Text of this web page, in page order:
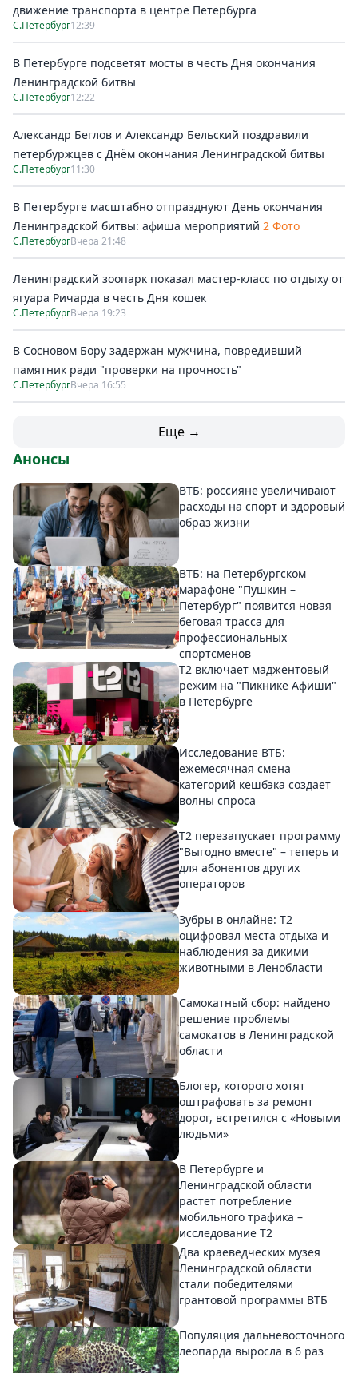
движение транспорта в центре Петербурга
С.Петербург12:39
В Петербурге подсветят мосты в честь Дня окончания
Ленинградской битвы
С.Петербург12:22
Александр Беглов и Александр Бельский поздравили
петербуржцев с Днём окончания Ленинградской битвы
С.Петербург11:30
В Петербурге масштабно отпразднуют День окончания
Ленинградской битвы: афиша мероприятий 2 Фото
С.ПетербургВчера 21:48
Ленинградский зоопарк показал мастер-класс по отдыху от
ягуара Ричарда в честь Дня кошек
С.ПетербургВчера 19:23
В Сосновом Бору задержан мужчина, повредивший
памятник ради "проверки на прочность"
С.ПетербургВчера 16:55
Еще →
Анонсы
ВТБ: россияне увеличивают
расходы на спорт и здоровый
образ жизни
ВТБ: на Петербургском
марафоне "Пушкин –
Петербург" появится новая
беговая трасса для
профессиональных
спортсменов
Т2 включает маджентовый
режим на "Пикнике Афиши"
в Петербурге
Исследование ВТБ:
ежемесячная смена
категорий кешбэка создает
волны спроса
Т2 перезапускает программу
"Выгодно вместе" – теперь и
для абонентов других
операторов
Зубры в онлайне: Т2
оцифровал места отдыха и
наблюдения за дикими
животными в Ленобласти
Самокатный сбор: найдено
решение проблемы
самокатов в Ленинградской
области
Блогер, которого хотят
оштрафовать за ремонт
дорог, встретился с «Новыми
людьми»
В Петербурге и
Ленинградской области
растет потребление
мобильного трафика –
исследование T2
Два краеведческих музея
Ленинградской области
стали победителями
грантовой программы ВТБ
Популяция дальневосточного
леопарда выросла в 6 раз